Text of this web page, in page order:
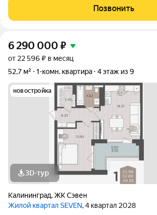
квартиру? - Выгодная цена: это предложение настоящая
находка для тех, кто ищет комфортное
Позвонить
6 290 000 ₽
от 22 596 ₽ в месяц
52,7 м²
1-комн. квартира 4 этаж из 9
новостройка
3D-тур
Калининград,ЖК Сэвен
Жилой квартал SEVEN, 4 квартал 2028